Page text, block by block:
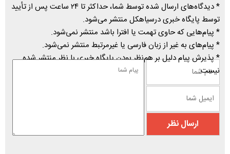
* دیدگاه‌های ارسال شده توسط شما، حداکثر تا ۲۴ ساعت پس از تأیید
توسط پایگاه خبری درسیاهکل منتشر می‌شود.
* پیام‌هایی که حاوی تهمت یا افترا باشد منتشر نمی‌شود.
* پیام‌های به غیر از زبان فارسی یا غیرمرتبط منتشر نمی‌شود.
* پذیرش پیام دلیل بر هم‌نظر بودن پایگاه خبری با نظر منتشر شده
نیست.